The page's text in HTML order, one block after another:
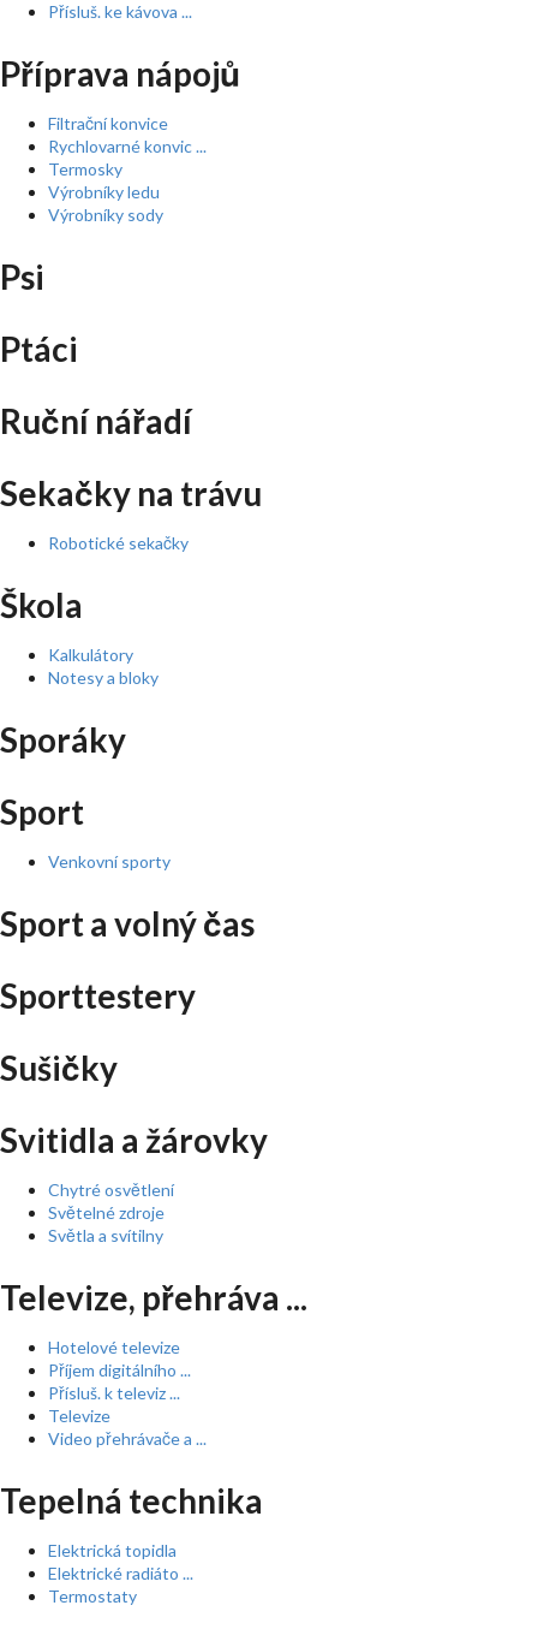
Přísluš. ke kávova ...
Příprava nápojů
Filtrační konvice
Rychlovarné konvic ...
Termosky
Výrobníky ledu
Výrobníky sody
Psi
Ptáci
Ruční nářadí
Sekačky na trávu
Robotické sekačky
Škola
Kalkulátory
Notesy a bloky
Sporáky
Sport
Venkovní sporty
Sport a volný čas
Sporttestery
Sušičky
Svitidla a žárovky
Chytré osvětlení
Světelné zdroje
Světla a svítilny
Televize, přehráva ...
Hotelové televize
Příjem digitálního ...
Přísluš. k televiz ...
Televize
Video přehrávače a ...
Tepelná technika
Elektrická topidla
Elektrické radiáto ...
Termostaty